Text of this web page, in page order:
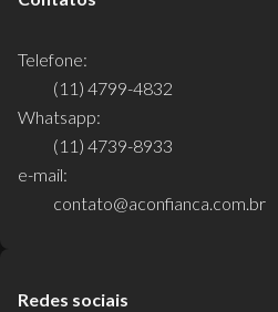
Telefone:
(11) 4799-4832
Whatsapp:
(11) 4739-8933
e-mail:
contato@aconfianca.com.br
Redes sociais